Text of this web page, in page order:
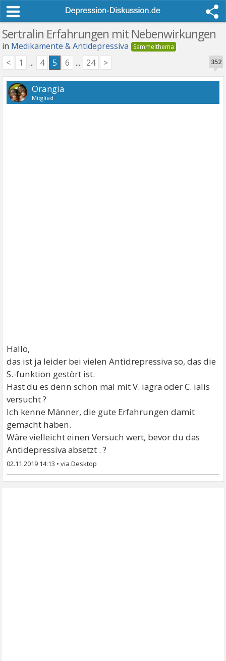
Sertralin Erfahrungen mit Nebenwirkungen
in Medikamente & Antidepressiva
352
< 1 ... 4 5 6 ... 24 >
Orangia
Mitglied
Hallo,
das ist ja leider bei vielen Antidrepressiva so, das die
S.-funktion gestört ist.
Hast du es denn schon mal mit V. iagra oder C. ialis
versucht ?
Ich kenne Männer, die gute Erfahrungen damit
gemacht haben.
Wäre vielleicht einen Versuch wert, bevor du das
Antidepressiva absetzt . ?
02.11.2019 14:13 •